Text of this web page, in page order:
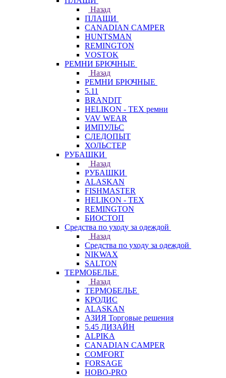
Назад
ПЛАЩИ
CANADIAN CAMPER
HUNTSMAN
REMINGTON
VOSTOK
РЕМНИ БРЮЧНЫЕ
Назад
РЕМНИ БРЮЧНЫЕ
5.11
BRANDIT
HELIKON - TEX ремни
VAV WEAR
ИМПУЛЬС
СЛЕДОПЫТ
ХОЛЬСТЕР
РУБАШКИ
Назад
РУБАШКИ
ALASKAN
FISHMASTER
HELIKON - TEX
REMINGTON
БИОСТОП
Средства по уходу за одеждой
Назад
Средства по уходу за одеждой
NIKWAX
SALTON
ТЕРМОБЕЛЬЕ
Назад
ТЕРМОБЕЛЬЕ
КРОДИС
ALASKAN
АЗИЯ Торговые решения
5.45 ДИЗАЙН
ALPIKA
CANADIAN CAMPER
COMFORT
FORSAGE
HOBO-PRO